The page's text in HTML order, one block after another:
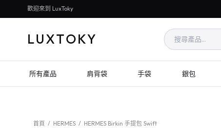
歡迎來到 LuxToky
LUXTOKY
所有產品 肩背袋 手袋 銀包
首頁 / HERMES / HERMES Birkin 手提包 Swift